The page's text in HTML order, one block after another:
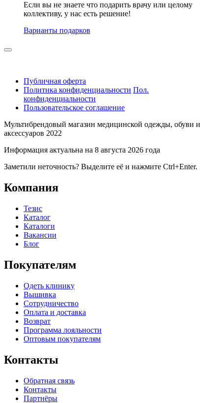
Если вы не знаете что подарить врачу или целому
коллективу, у нас есть решение!
Варианты подарков
Публичная оферта
Политика конфиденциальности Пол.
конфиденциальности
Пользовательское соглашение
Мультибрендовый магазин медицинской одежды, обуви и
аксессуаров 2022
Информация актуальна на 8 августа 2026 года
Заметили неточность? Выделите её и нажмите Ctrl+Enter.
Компания
Тезис
Каталог
Каталоги
Вакансии
Блог
Покупателям
Одеть клинику
Вышивка
Сотрудничество
Оплата и доставка
Возврат
Программа лояльности
Оптовым покупателям
Контакты
Обратная связь
Контакты
Партнёры